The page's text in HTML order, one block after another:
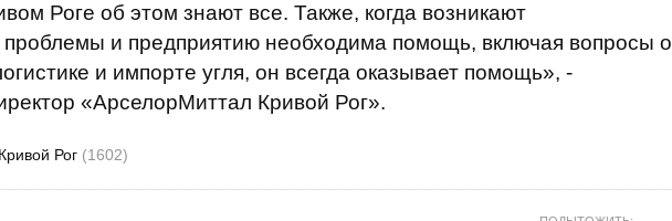
Роге об этом знают все. Также, когда возникают
проблемы и предприятию необходима помощь, включая вопросы о
и импорте угля, он всегда оказывает помощь», -
«АрселорМиттал Кривой Рог».
Кривой Рог (1602)